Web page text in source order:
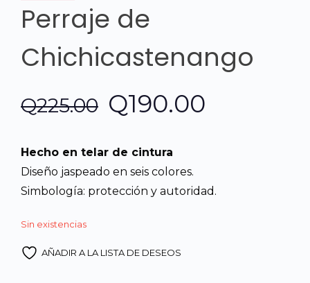
Perraje de
Chichicastenango
Q225.00 El
precio
original
Q225.00.
Q190.00
Hecho en telar de cintura
Diseño jaspeado en seis colores.
Simbología: protección y autoridad.
Sin existencias
AÑADIR A LA LISTA DE DESEOS